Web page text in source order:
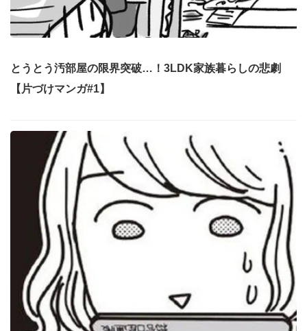
とうとう汚部屋の限界突破…！3LDK家族暮らしの悲劇
【片づけマンガ#1】